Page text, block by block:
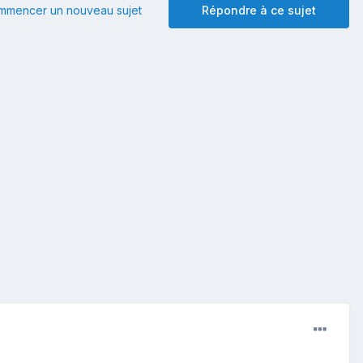
Répondre à ce sujet
un nouveau sujet